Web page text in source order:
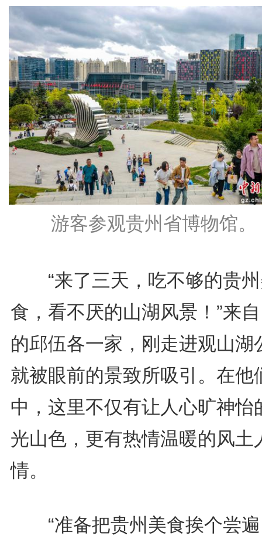
游客参观贵州省博物馆。
“来了三天，吃不够的贵
食，看不厌的山湖风景！”来
的邱伍各一家，刚走进观山湖
就被眼前的景致所吸引。在他
中，这里不仅有让人心旷神怡
光山色，更有热情温暖的风土
情。
“准备把贵州美食挨个尝遍